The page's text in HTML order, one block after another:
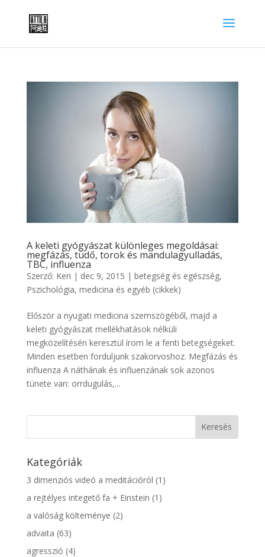
A keleti gyógyászat különleges megoldásai:
megfázás, tüdő, torok és mandulagyulladás,
TBC, influenza
Szerző: Keri | dec 9, 2015 | betegség és egészség,
Pszichológia, medicina és egyéb (cikkek)
Először a nyugati medicina szemszögéből, majd a
keleti gyógyászat mellékhatások nélküli
megközelítésén keresztül írom le a fenti betegségeket.
Minden esetben forduljunk szakorvoshoz. Megfázás és
influenza A náthának és influenzának sok azonos
tünete van: orrdugulás,...
Kategóriák
3 dimenziós videó a meditációról (1)
a rejtélyes integető fa + Einstein (1)
a valóság költeménye (2)
advaita (63)
agresszió (4)